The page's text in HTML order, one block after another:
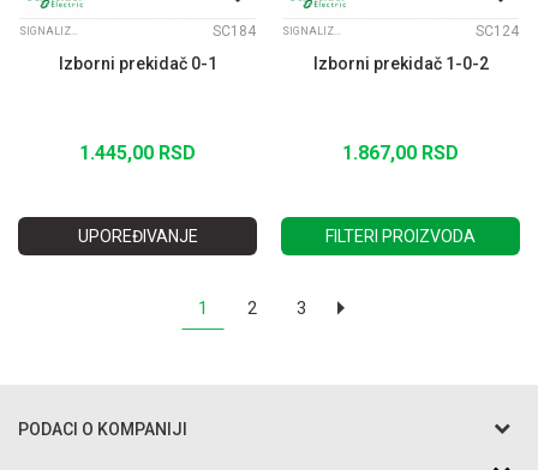
SIGNALIZACIJA FI22 XB5 SC184
Izborni prekidač 0-1
1.445,00 RSD
SIGNALIZACIJA FI22 XB5 SC124
Izborni prekidač 1-0-2
1.867,00 RSD
UPOREĐIVANJE FILTERI PROIZVODA
1 2 3
PODACI O KOMPANIJI